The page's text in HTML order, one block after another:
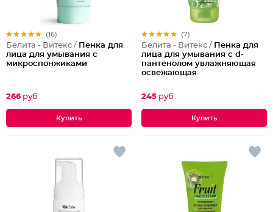
(16)
Белита - Витекс / Пенка для
лица для умывания с
микроспонжиками
266 руб
(7)
Белита - Витекс / Пенка для
лица для умывания с d-
пантенолом увлажняющая
освежающая
245 руб